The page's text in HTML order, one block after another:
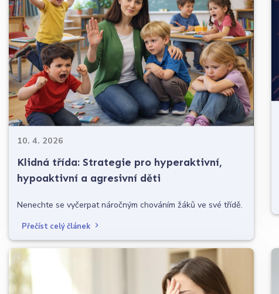
10. 4. 2026
Klidná třída: Strategie pro hyperaktivní,
hypoaktivní a agresivní děti
Nenechte se vyčerpat náročným chováním žáků ve své třídě.
Přečíst celý článek